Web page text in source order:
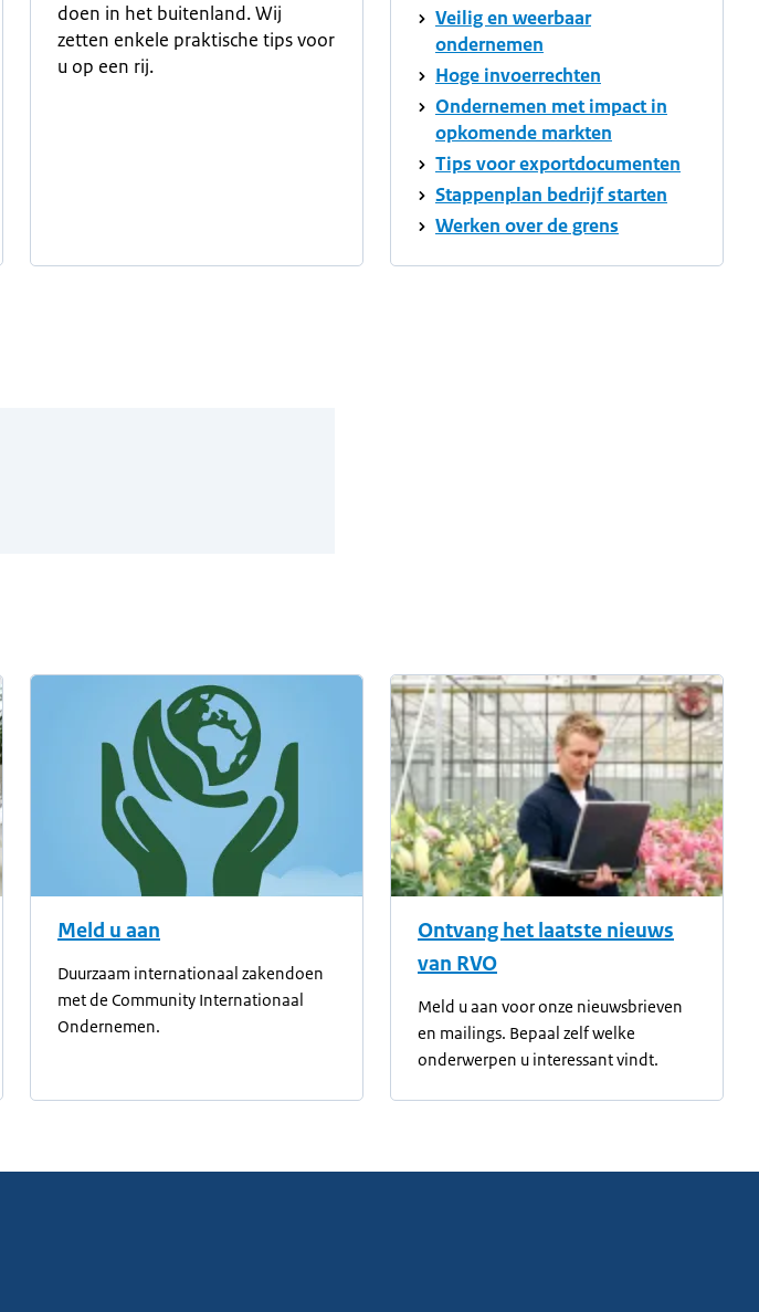
doen in het buitenland. Wij
zetten enkele praktische tips voor
u op een rij.
Veilig en weerbaar
ondernemen
Hoge invoerrechten
Ondernemen met impact in
opkomende markten
Tips voor exportdocumenten
Stappenplan bedrijf starten
Werken over de grens
Meld u aan
Duurzaam internationaal zakendoen
met de Community Internationaal
Ondernemen.
Ontvang het laatste nieuws
van RVO
Meld u aan voor onze nieuwsbrieven
en mailings. Bepaal zelf welke
onderwerpen u interessant vindt.